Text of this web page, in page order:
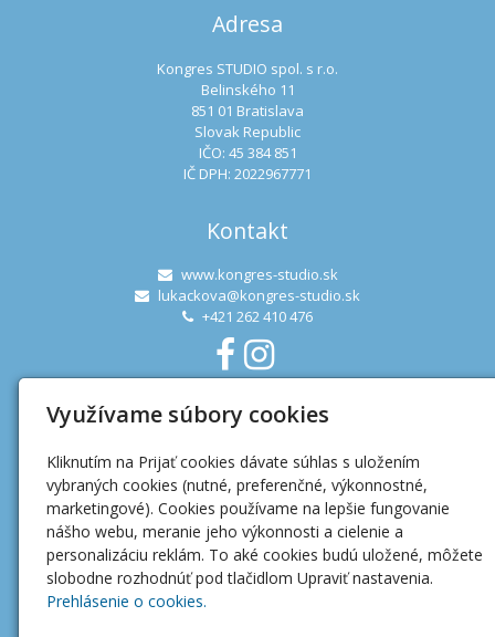
Adresa
Kongres STUDIO spol. s r.o.
Belinského 11
851 01 Bratislava
Slovak Republic
IČO: 45 384 851
IČ DPH: 2022967771
Kontakt
www.kongres-studio.sk
lukackova@kongres-studio.sk
+421 262 410 476
Užitočné linky
Ochrana osobných údajov
Mapa webu
Využívame súbory cookies
Kliknutím na Prijať cookies dávate súhlas s uložením
vybraných cookies (nutné, preferenčné, výkonnostné,
marketingové). Cookies používame na lepšie fungovanie
nášho webu, meranie jeho výkonnosti a cielenie a
personalizáciu reklám. To aké cookies budú uložené, môžete
slobodne rozhodnúť pod tlačidlom Upraviť nastavenia.
Prehlásenie o cookies.